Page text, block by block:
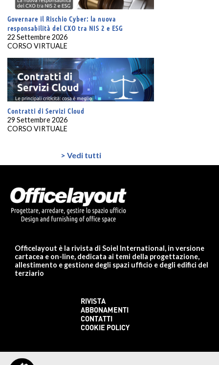
Governare il Rischio Cyber: la nuova
responsabilità del CXO tra NIS 2 e ESG
22 Settembre 2026
CORSO VIRTUALE
Contratti di Servizi Cloud
29 Settembre 2026
CORSO VIRTUALE
> Vedi tutti
Officelayout è la rivista di Soiel International, in versione
cartacea e on-line, dedicata ai temi della progettazione,
allestimento e gestione degli spazi ufficio e degli edifici del
terziario
RIVISTA
ABBONAMENTI
CONTATTI
COOKIE POLICY